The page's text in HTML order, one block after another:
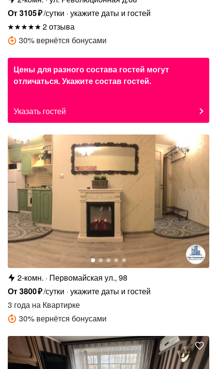
От3105₽/сутки укажите даты и гостей
2 отзыва
30% вернётся бонусами
Цены для разного состава гостей могут
отличаться. Укажите состав гостей.
Указать гостей
2-комн.
Первомайская ул., 98
От3800₽/сутки укажите даты и гостей
3 года на Квартирке
30% вернётся бонусами